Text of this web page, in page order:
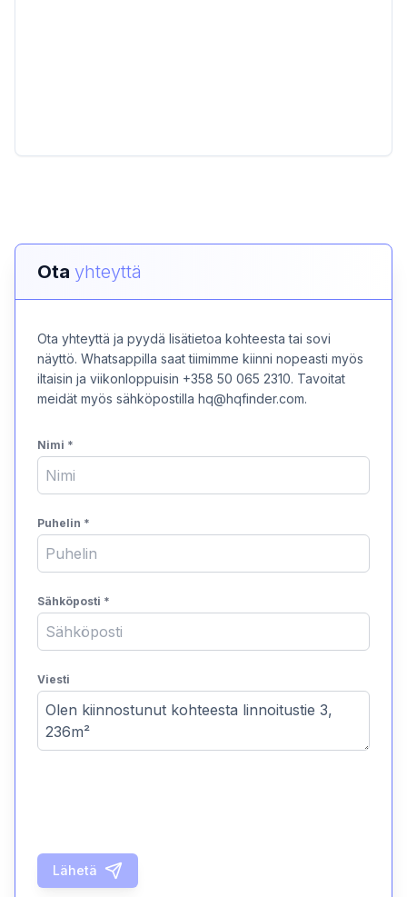
Ota yhteyttä
Ota yhteyttä ja pyydä lisätietoa kohteesta tai sovi
näyttö. Whatsappilla saat tiimimme kiinni nopeasti myös
iltaisin ja viikonloppuisin +358 50 065 2310. Tavoitat
meidät myös sähköpostilla hq@hqfinder.com.
Nimi *
Puhelin *
Sähköposti *
Viesti
Lähetä